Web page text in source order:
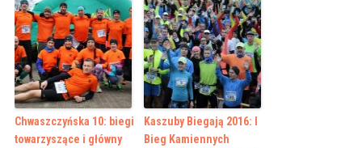
Chwaszczyńska 10: biegi
towarzyszące i główny
Kaszuby Biegają 2016: I
Bieg Kamiennych